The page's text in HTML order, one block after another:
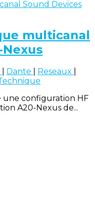
multicanal
Nexus
Dante Reseaux
une configuration HF
A20-Nexus de...